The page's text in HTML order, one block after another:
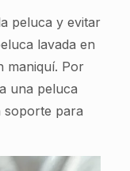
peluca y evitar
lavada en
maniquí. Por
una peluca
soporte para